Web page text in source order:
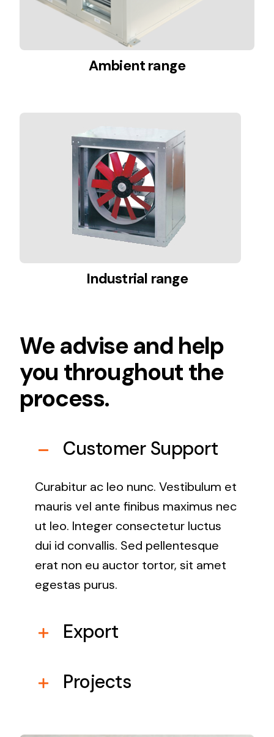
different uses
de necesidades.
Solar lighting
Variety of solar solutions for all kinds of needs.
Ambient range
Industrial range
We advise and help
you throughout the
process.
Customer Support
Curabitur ac leo nunc. Vestibulum et
mauris vel ante finibus maximus nec
ut leo. Integer consectetur luctus
dui id convallis. Sed pellentesque
erat non eu auctor tortor, sit amet
egestas purus.
Export
Projects